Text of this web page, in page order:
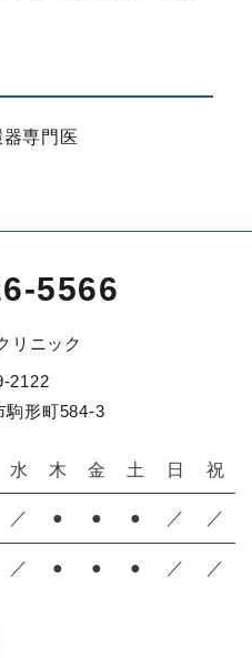
専門医
5566
リニック
2122
駒形町584-3
水 木 金 土 日 祝
／ ● ● ● ／ ／
／ ● ● ● ／ ／